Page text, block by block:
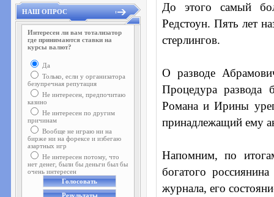
НАШ ОПРОС
Интересен ли вам тотализатор
где принимаются ставки на
курсы валют?
Да
Только, если у организатора
безупречная репутация
Не интересен, предпочитаю
казино
Не интересен по другим
причинам
Вообще не играю ни на
бирже ни на форексе и избегаю
азартных игр
Не интересен потому, что
нет денег, были бы деньги был бы
очень интересен
До этого самый
Редстоун. Пять лет
стерлингов.
О разводе
Процедура развода
Романа и Ирины
принадлежащий ему
Напомним, по
богатого
журнала, его